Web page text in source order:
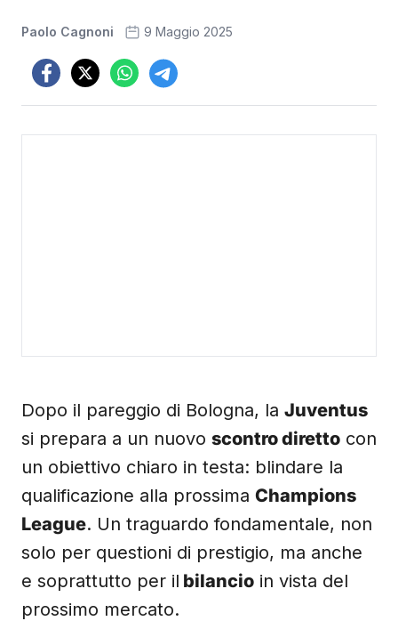
Paolo Cagnoni 9 Maggio 2025
Dopo il pareggio di Bologna, la Juventus
si prepara a un nuovo scontro diretto con
un obiettivo chiaro in testa: blindare la
qualificazione alla prossima Champions
League. Un traguardo fondamentale, non
solo per questioni di prestigio, ma anche
e soprattutto per il bilancio in vista del
prossimo mercato.